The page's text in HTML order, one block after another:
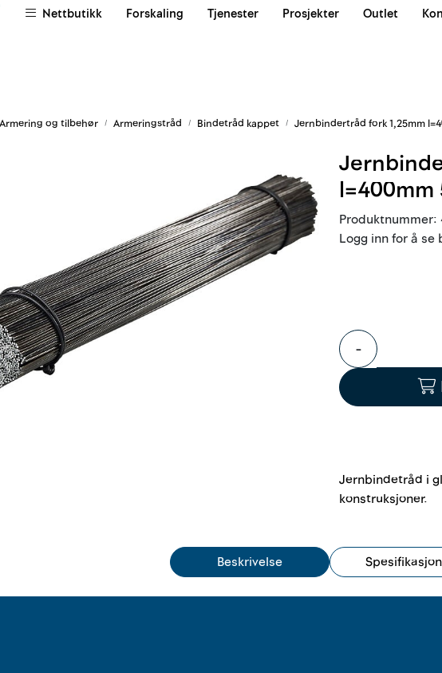
| Leievilkår | Våre team
Nettbutikk Forskaling Tjenester Prosjekter Outlet
Armering og tilbehør Armeringstråd Bindetråd kappet Jernbindertråd fork 1,25mm
l=400mm
Produktnummer:
Logg inn for å se
-
Jernbindetråd i
konstruksjoner.
Beskrivelse